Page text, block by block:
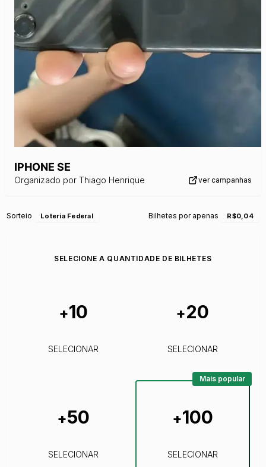
IPHONE SE
Organizado por Thiago Henrique ver campanhas
Sorteio Loteria Federal Bilhetes por apenas R$0,04
SELECIONE A QUANTIDADE DE BILHETES
+10
SELECIONAR
+20
SELECIONAR
+50
SELECIONAR
+100
SELECIONAR
Mais popular